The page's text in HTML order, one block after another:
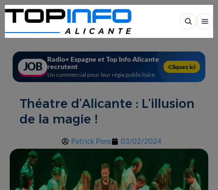
JOB
Radio+ Espagne et Top Info Alicante
recrutent
Un commercial pour leur régie publicitaire
Cliquez ici
Théatre d’Alicante : L’illusion
de la magie !
Patrick Pons 03/02/2024